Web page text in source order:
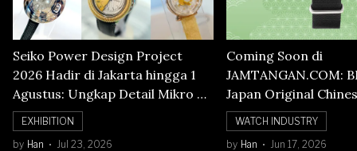
Seiko Power Design Project
2026 Hadir di Jakarta hingga 1
Agustus: Ungkap Detail Mikro di
Balik Seni Watchmaking
EXHIBITION
by Han Jul 23, 2026
Coming Soon di
JAMTANGAN.COM:
Japan Original
Numerals Watch
WATCH INDUSTRY
by Han Jun 17, 2026